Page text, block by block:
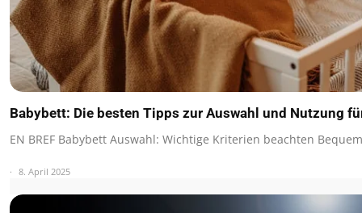
Babybett: Die besten Tipps zur Auswahl und Nutzung
EN BREF Babybett Auswahl: Wichtige Kriterien beachten
8. April 2025